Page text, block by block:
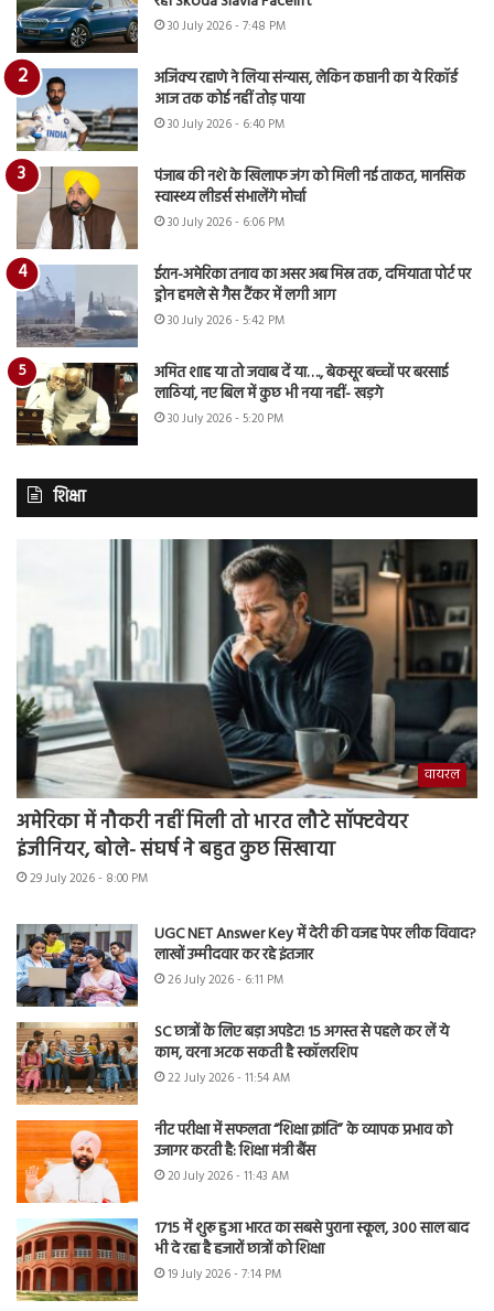
30 July 2026 - 7:48 PM
अजिंक्य रहाणे ने लिया संन्यास, लेकिन कप्तानी का ये रिकॉर्ड
आज तक कोई नहीं तोड़ पाया
30 July 2026 - 6:40 PM
पंजाब की नशे के खिलाफ जंग को मिली नई ताकत, मानसिक
स्वास्थ्य लीडर्स संभालेंगे मोर्चा
30 July 2026 - 6:06 PM
ईरान-अमेरिका तनाव का असर अब मिस्र तक, दमियाता पोर्ट पर
ड्रोन हमले से गैस टैंकर में लगी आग
30 July 2026 - 5:42 PM
अमित शाह या तो जवाब दें या…., बेकसूर बच्चों पर बरसाई
लाठियां, नए बिल में कुछ भी नया नहीं- खड़गे
30 July 2026 - 5:20 PM
शिक्षा
वायरल
अमेरिका में नौकरी नहीं मिली तो भारत लौटे सॉफ्टवेयर
इंजीनियर, बोले- संघर्ष ने बहुत कुछ सिखाया
29 July 2026 - 8:00 PM
UGC NET Answer Key में देरी की वजह पेपर लीक विवाद?
लाखों उम्मीदवार कर रहे इंतजार
26 July 2026 - 6:11 PM
SC छात्रों के लिए बड़ा अपडेट! 15 अगस्त से पहले कर लें ये
काम, वरना अटक सकती है स्कॉलरशिप
22 July 2026 - 11:54 AM
नीट परीक्षा में सफलता “शिक्षा क्रांति” के व्यापक प्रभाव को
उजागर करती है: शिक्षा मंत्री बैंस
20 July 2026 - 11:43 AM
1715 में शुरू हुआ भारत का सबसे पुराना स्कूल, 300 साल बाद
भी दे रहा है हजारों छात्रों को शिक्षा
19 July 2026 - 7:14 PM